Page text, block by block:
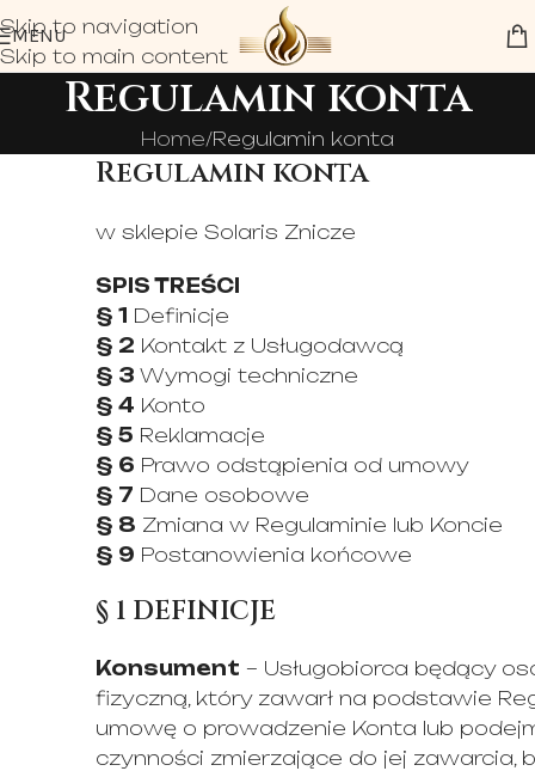
Skip to navigation
Skip to main content
MENU
Regulamin konta
Home Regulamin konta
Regulamin konta
w sklepie Solaris Znicze
SPIS TREŚCI
§ 1 Definicje
§ 2 Kontakt z Usługodawcą
§ 3 Wymogi techniczne
§ 4 Konto
§ 5 Reklamacje
§ 6 Prawo odstąpienia od umowy
§ 7 Dane osobowe
§ 8 Zmiana w Regulaminie lub Koncie
§ 9 Postanowienia końcowe
§ 1 DEFINICJE
Konsument – Usługobiorca będący
fizyczną, który zawarł na podstawie
umowę o prowadzenie Konta lub
czynności zmierzające do jej zawarcia,